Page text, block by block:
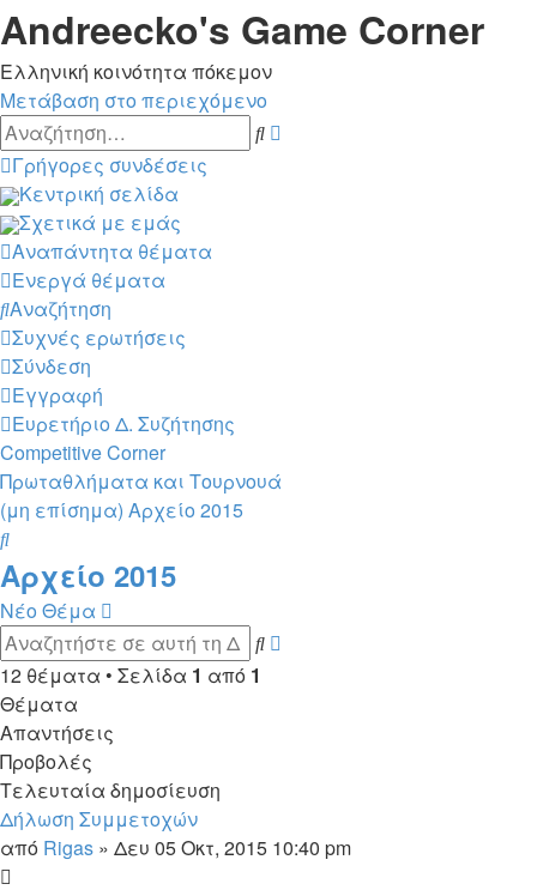
Andreecko's Game Corner
Ελληνική κοινότητα πόκεμον
Μετάβαση στο περιεχόμενο
Αναζήτηση
Γρήγορες συνδέσεις
Κεντρική σελίδα
Σχετικά με εμάς
Αναπάντητα θέματα
Ενεργά θέματα
Αναζήτηση
Συχνές ερωτήσεις
Σύνδεση
Εγγραφή
Ευρετήριο Δ. Συζήτησης
Competitive Corner
Πρωταθλήματα και Τουρνουά
(μη επίσημα) Αρχείο 2015
Αναζήτηση
Αρχείο 2015
Νέο Θέμα
Αναζήτηση
12 θέματα • Σελίδα 1 από 1
Θέματα
Απαντήσεις
Προβολές
Τελευταία δημοσίευση
Δήλωση Συμμετοχών
από Rigas » Δευ 05 Οκτ, 2015 10:40 pm